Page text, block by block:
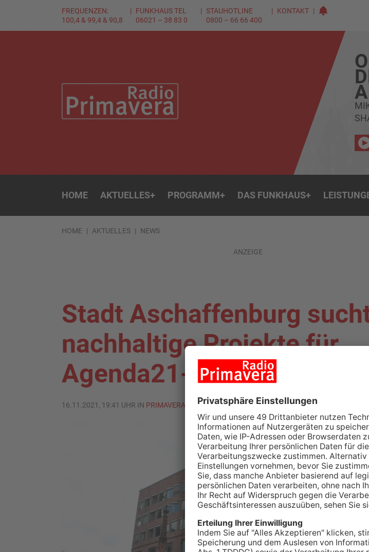
FREQUENZEN:
100,4 & 99,4 & 90,8
FUNKHAUS TEL
06021 – 38 83 0
STAUHOTLINE
0800 – 66 66 400
KONTAKT
HOME AKTUELLES+ PROGRAMM+ DAS FUNKHAUS+
HOME AKTUELLES NEWS
ANZEIGE
Stadt Aschaffenburg
nachhaltige Projekte für
Agenda21-Preis
16.11.2021, 19:41 UHR IN PRIMAVERALAND